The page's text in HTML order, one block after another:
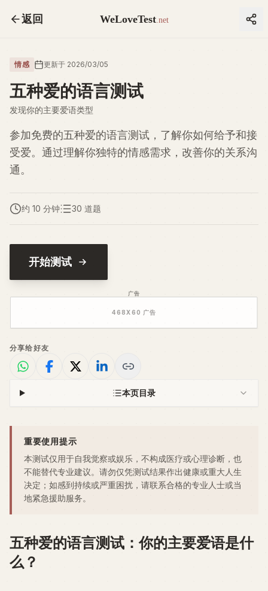
返回 WeLoveTest.net
情感 更新于 2026/03/05
五种爱的语言测试
发现你的主要爱语类型
参加免费的五种爱的语言测试，了解你如何给予和接
受爱。通过理解你独特的情感需求，改善你的关系沟
通。
约 10 分钟 30 道题
开始测试
广告
468X60 广告
分享给好友
本页目录
重要使用提示
本测试仅用于自我觉察或娱乐，不构成医疗或心理诊断，也
不能替代专业建议。请勿仅凭测试结果作出健康或重大人生
决定；如感到持续或严重困扰，请联系合格的专业人士或当
地紧急援助服务。
五种爱的语言测试：你的主要爱语是什
么？